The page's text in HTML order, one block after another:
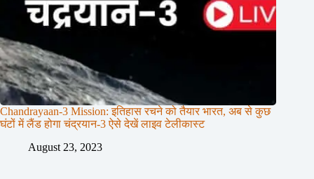
Chandrayaan-3 Mission: इतिहास रचने को तैयार भारत, अब से कुछ
घंटों में लैंड होगा चंद्रयान-3 ऐसे देखें लाइव टेलीकास्ट
August 23, 2023